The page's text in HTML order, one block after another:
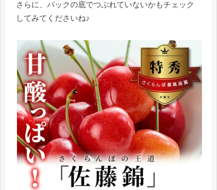
さらに、パックの底でつぶれていないかもチェック
してみてくださいね♪